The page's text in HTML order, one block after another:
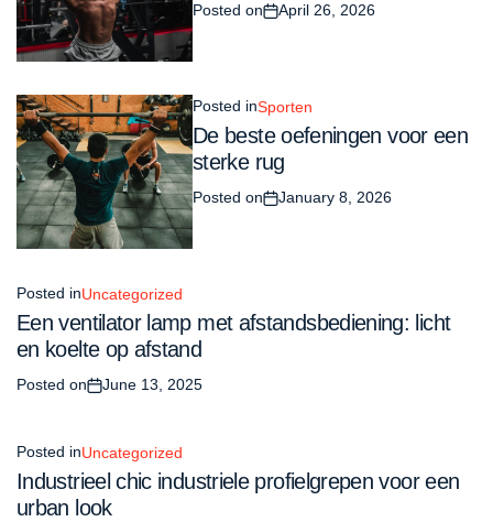
Posted on April 26, 2026
Posted inSporten
De beste oefeningen voor een
sterke rug
Posted on January 8, 2026
Posted inUncategorized
Een ventilator lamp met afstandsbediening: licht
en koelte op afstand
Posted on June 13, 2025
Posted inUncategorized
Industrieel chic industriele profielgrepen voor een
urban look